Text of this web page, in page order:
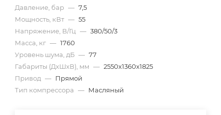
Давление, бар — 7,5
Мощность, кВт — 55
Напряжение, В/Гц — 380/50/3
Масса, кг — 1760
Уровень шума, дБ — 77
Габариты (ДхШхВ), мм — 2550х1360х1825
Привод — Прямой
Тип компрессора — Масляный